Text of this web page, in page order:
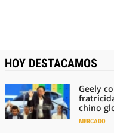
HOY DESTACAMOS
Geely
chino
MERCADO